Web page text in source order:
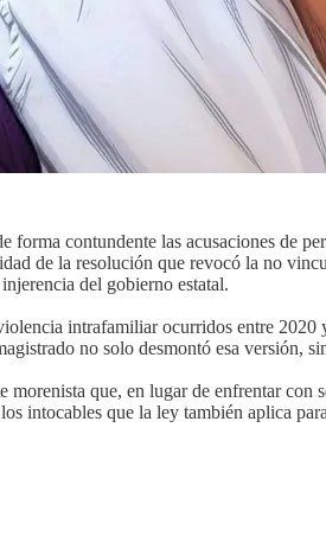
forma contundente las acusaciones de
de la resolución que revocó la no
del gobierno estatal.
intrafamiliar ocurridos entre 2020
no solo desmontó esa versión,
morenista que, en lugar de enfrentar
intocables que la ley también aplica